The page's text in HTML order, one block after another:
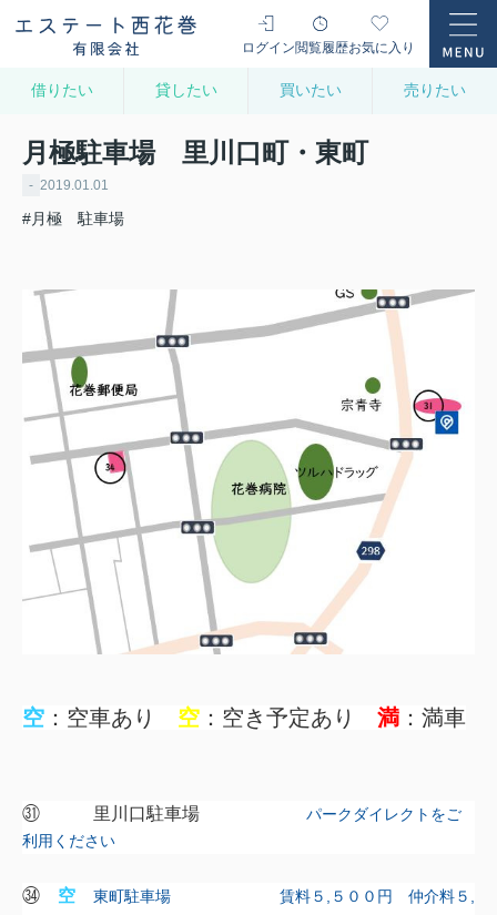
ログイン閲覧履歴お気に入り
借りたい 貸したい 買いたい 売りたい
月極駐車場 里川口町・東町
- 2019.01.01
#月極 駐車場
空 ：空車あり 空 ：空き予定あり 満 ：満車
㉛ 里川口駐車場 パークダイレクトをご
利用ください
㉞ 空
東町駐車場 賃料５,５００円 仲介料５,